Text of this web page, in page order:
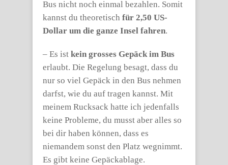
Bus nicht noch einmal bezahlen. Somit
kannst du theoretisch für 2,50 US-
Dollar um die ganze Insel fahren.
– Es ist kein grosses Gepäck im Bus
erlaubt. Die Regelung besagt, dass du
nur so viel Gepäck in den Bus nehmen
darfst, wie du auf tragen kannst. Mit
meinem Rucksack hatte ich jedenfalls
keine Probleme, du musst aber alles so
bei dir haben können, dass es
niemandem sonst den Platz wegnimmt.
Es gibt keine Gepäckablage.